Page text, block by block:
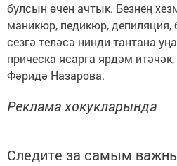
булсын өчен ачтык. Безнең
маникюр, педикюр, депиляция,
сезгә теләсә нинди тантана
прическа ясарга ярдәм
Фәридә Назарова.
Реклама хокукларында
Следите за самым